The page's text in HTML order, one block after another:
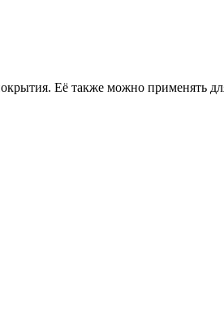
Её также можно применять